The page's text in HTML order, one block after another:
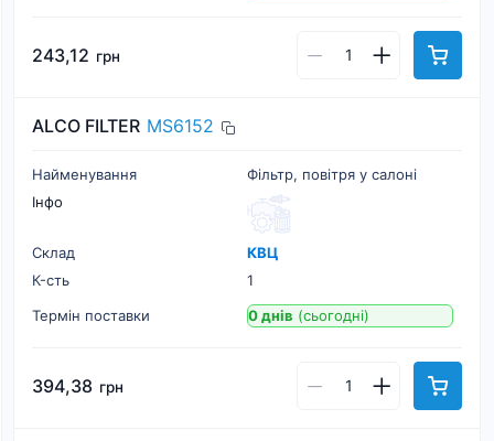
243,12 грн
ALCO FILTER MS6152
Найменування
Фільтр, повітря у салоні
Інфо
Склад
КВЦ
К-cть
1
Термін поставки
0 днів (сьогодні)
394,38 грн